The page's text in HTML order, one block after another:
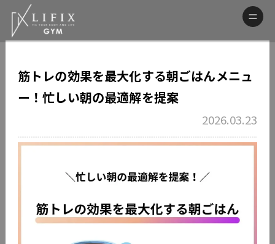
筋トレの効果を最大化する朝ごはんメニュ
ー！忙しい朝の最適解を提案
2026.03.23